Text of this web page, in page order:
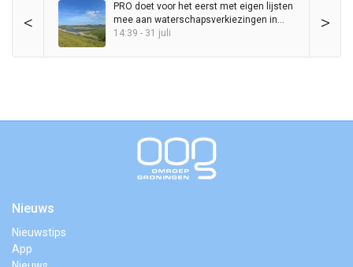
< >
PRO doet voor het eerst met eigen lijsten
mee aan waterschapsverkiezingen in
Groningen
14:39 - 31 juli
Nieuws
Nieuwstips
App